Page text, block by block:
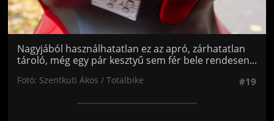
Nagyjából használhatatlan ez az apró, zárhatatlan
tároló, még egy pár kesztyű sem fér bele rendesen...
Fotó: Szentkuti Ákos / Totalbike #19